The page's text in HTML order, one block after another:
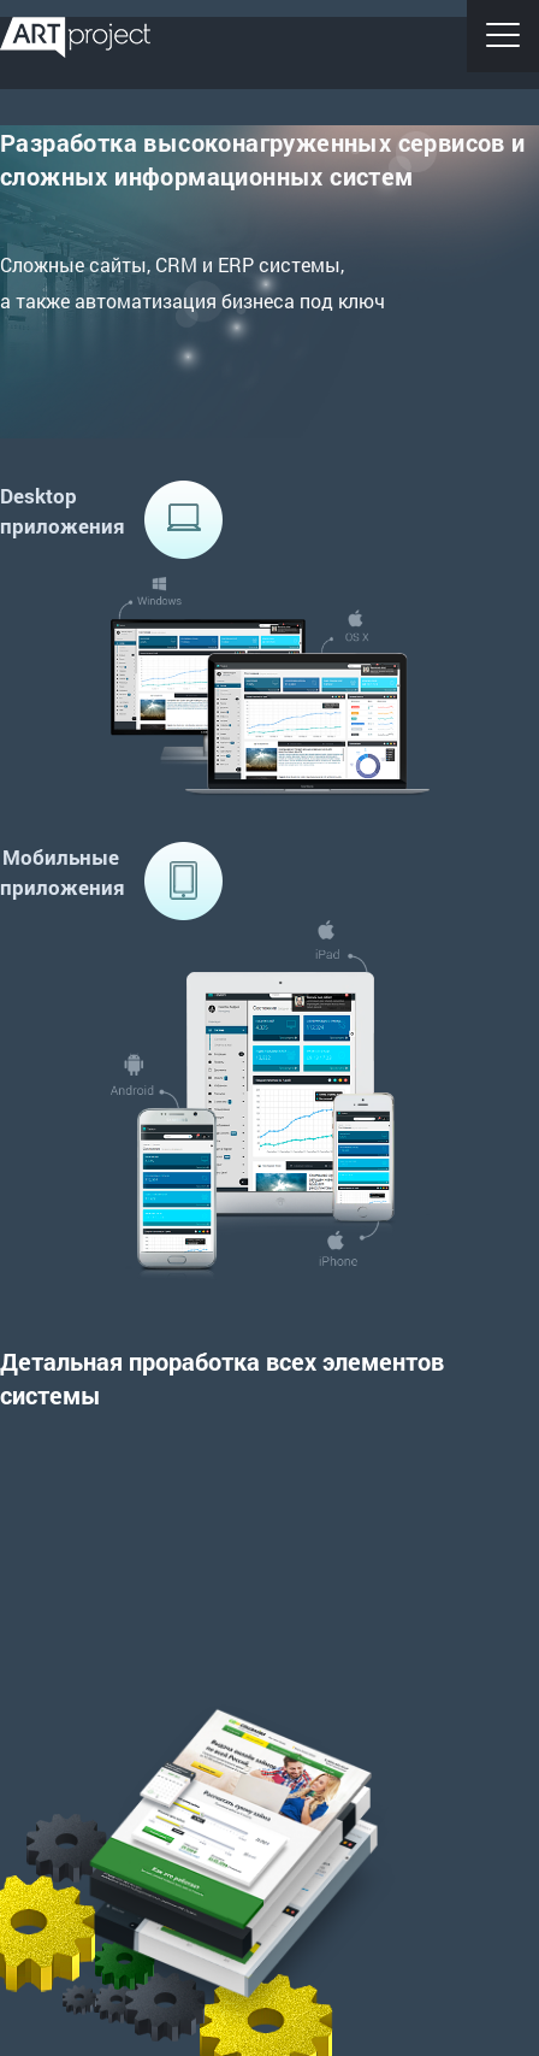
Разработка высоконагруженных сервисов и
сложных информационных систем
Сложные сайты, CRM и ERP системы,
а также автоматизация бизнеса под ключ
Desktop
приложения
Мобильные
приложения
Детальная проработка всех элементов
системы